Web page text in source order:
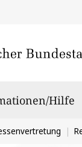
Hilfe